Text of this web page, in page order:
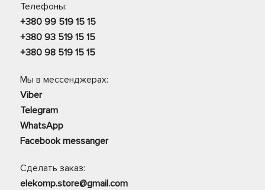
Телефоны:
+380 99 519 15 15
+380 93 519 15 15
+380 98 519 15 15
Мы в мессенджерах:
Viber
Telegram
WhatsApp
Facebook messanger
Сделать заказ:
elekomp.store@gmail.com